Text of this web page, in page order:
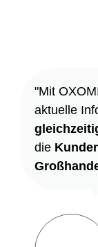
"Mit
aktuelle
die